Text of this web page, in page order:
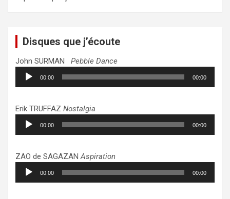
Disques que j’écoute
John SURMAN Pebble Dance
Lecteur
audio
00:00 00:00
Erik TRUFFAZ Nostalgia
Lecteur
audio
00:00 00:00
ZAO de SAGAZANAspiration
Lecteur
audio
00:00 00:00